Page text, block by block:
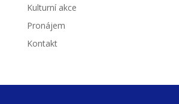
Kulturní akce
Pronájem
Kontakt